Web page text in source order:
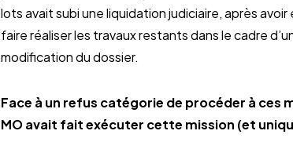
lots avait subi une liquidation judiciaire, après
faire réaliser les travaux restants dans le cadre
modification du dossier.
Face à un refus catégorie de procéder à
MO avait fait exécuter cette mission (et